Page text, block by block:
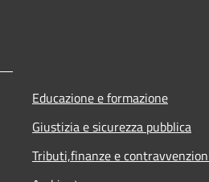
Educazione e formazione
Giustizia e sicurezza pubblica
Tributi,finanze e